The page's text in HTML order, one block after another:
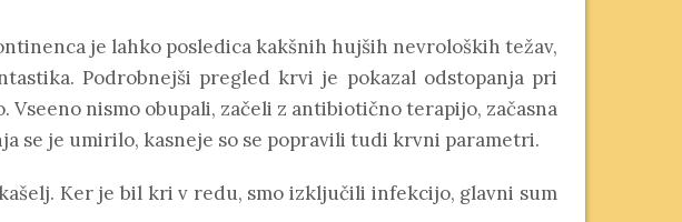
je lahko posledica kakšnih hujših nevroloških težav,
Podrobnejši pregled krvi je pokazal odstopanja pri
nismo obupali, začeli z antibiotično terapijo, začasna
se je umirilo, kasneje so se popravili tudi krvni parametri.
Ker je bil kri v redu, smo izključili infekcijo, glavni sum